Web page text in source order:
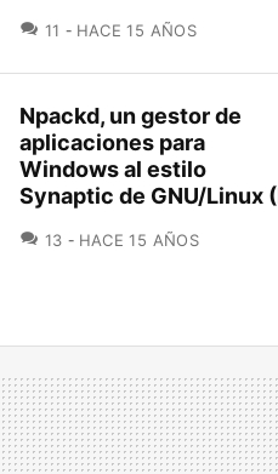
11 COMENTARIOS
HACE 15 AÑOS
Npackd, un gestor de
aplicaciones para
Windows al estilo
Synaptic de GNU/Linux
13 COMENTARIOS
HACE 15 AÑOS